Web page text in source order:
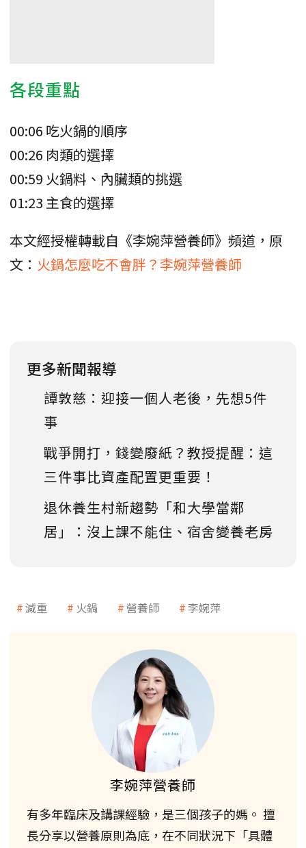
各段重點
00:06 吃火鍋的順序
00:26 肉類的選擇
00:59 火鍋料、內臟類的挑選
01:23 主食的選擇
本文經授權轉載自《李婉萍營養師》頻道，原
文： 火鍋怎麼吃不會胖？李婉萍營養師
更多新聞報導
譚敦慈：迎接一個人老後，先想5件
事
戰爭開打，錢變廢紙？教授提醒：這
三件事比資產配置更重要！
退休養生村新趨勢「和大學當鄰
居」：沒上課不能住、宿舍變養老房
減重 火鍋 營養師 李婉萍
李婉萍營養師
有多年臨床及講課經驗，是三個孩子的媽。 擅
長分享以營養原則為底，在不同狀況下「具體